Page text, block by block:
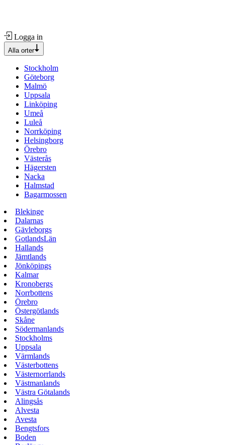
Logga in
Alla orter
Stockholm
Göteborg
Malmö
Uppsala
Linköping
Umeå
Luleå
Norrköping
Helsingborg
Örebro
Västerås
Hägersten
Nacka
Halmstad
Bagarmossen
Blekinge
Dalarnas
Gävleborgs
GotlandsLän
Hallands
Jämtlands
Jönköpings
Kalmar
Kronobergs
Norrbottens
Örebro
Östergötlands
Skåne
Södermanlands
Stockholms
Uppsala
Värmlands
Västerbottens
Västernorrlands
Västmanlands
Västra Götalands
Alingsås
Alvesta
Avesta
Bengtsfors
Boden